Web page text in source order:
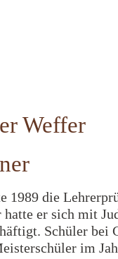
Weffer
1989 die
er sich mit
Schüler bei
im